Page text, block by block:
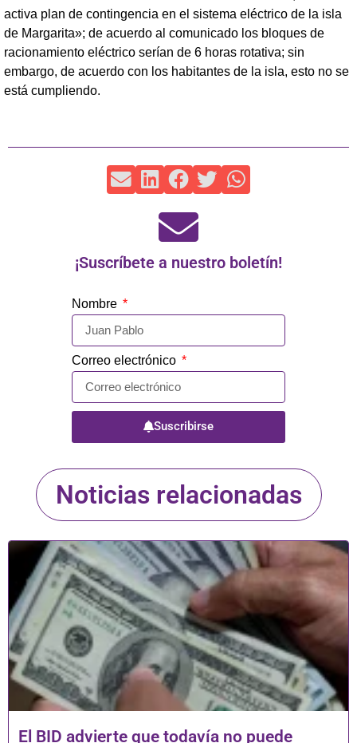
activa plan de contingencia en el sistema eléctrico de la isla
de Margarita»; de acuerdo al comunicado los bloques de
racionamiento eléctrico serían de 6 horas rotativa; sin
embargo, de acuerdo con los habitantes de la isla, esto no se
está cumpliendo.
¡Suscríbete a nuestro boletín!
Nombre
Correo electrónico
Suscribirse
Noticias relacionadas
El BID advierte que todavía no puede